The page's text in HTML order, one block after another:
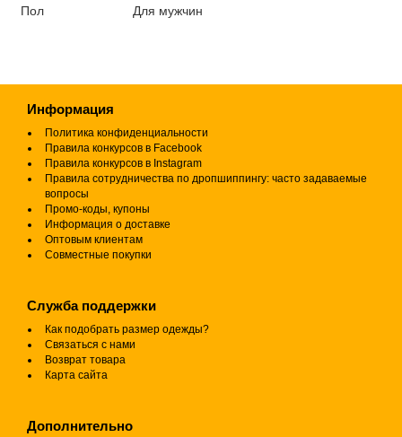
Пол
Для мужчин
Информация
Политика конфиденциальности
Правила конкурсов в Facebook
Правила конкурсов в Instagram
Правила сотрудничества по дропшиппингу: часто задаваемые
вопросы
Промо-коды, купоны
Информация о доставке
Оптовым клиентам
Совместные покупки
Служба поддержки
Как подобрать размер одежды?
Связаться с нами
Возврат товара
Карта сайта
Дополнительно